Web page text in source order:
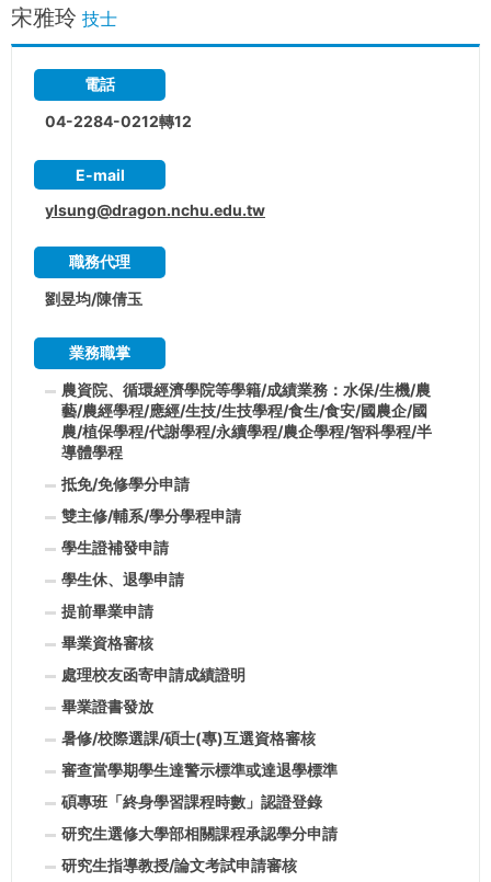
宋雅玲 技士
電話
04-2284-0212轉12
E-mail
ylsung@dragon.nchu.edu.tw
職務代理
劉昱均/陳倩玉
業務職掌
農資院、循環經濟學院等學籍/成績業務：水保/生機/農
藝/農經學程/應經/生技/生技學程/食生/食安/國農企/國
農/植保學程/代謝學程/永續學程/農企學程/智科學程/半
導體學程
抵免/免修學分申請
雙主修/輔系/學分學程申請
學生證補發申請
學生休、退學申請
提前畢業申請
畢業資格審核
處理校友函寄申請成績證明
畢業證書發放
暑修/校際選課/碩士(專)互選資格審核
審查當學期學生達警示標準或達退學標準
碩專班「終身學習課程時數」認證登錄
研究生選修大學部相關課程承認學分申請
研究生指導教授/論文考試申請審核